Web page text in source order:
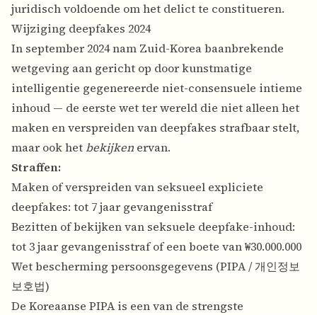
juridisch voldoende om het delict te constitueren.
Wijziging deepfakes 2024
In september 2024 nam Zuid-Korea baanbrekende
wetgeving aan gericht op door kunstmatige
intelligentie gegenereerde niet-consensuele intieme
inhoud — de eerste wet ter wereld die niet alleen het
maken en verspreiden van deepfakes strafbaar stelt,
maar ook hetbekijken ervan.
Straffen:
Maken of verspreiden van seksueel expliciete
deepfakes: tot 7 jaar gevangenisstraf
Bezitten of bekijken van seksuele deepfake-inhoud:
tot 3 jaar gevangenisstraf of een boete van ₩30.000.000
Wet bescherming persoonsgegevens (PIPA / 개인정보
보호법)
De Koreaanse PIPA is een van de strengste